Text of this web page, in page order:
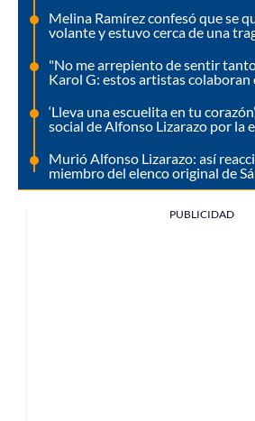
Melina Ramírez confesó que se
volante y estuvo cerca de una
"No me arrepiento de sentir
Karol G: estos artistas colaboran
‘Lleva una escuelita en tu
social de Alfonso Lizarazo por la
Murió Alfonso Lizarazo: así
miembro del elenco original de
PUBLICIDAD